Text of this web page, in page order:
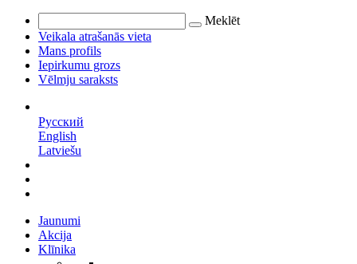
Meklēt
Veikala atrašanās vieta
Mans profils
Iepirkumu grozs
Vēlmju saraksts
Русский
English
Latviešu
Jaunumi
Akcija
Klīnika